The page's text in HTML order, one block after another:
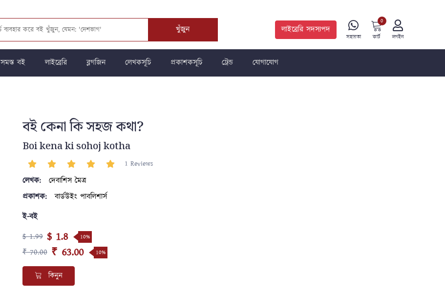
খুঁজুন লাইব্রেরি সদস্যপদ
সহায়তা কার্ট
0
লগইন
সমস্ত বই লাইব্রেরি ব্লগজিন লেখকসূচি প্রকাশকসূচি ট্রেন্ড যোগাযোগ
বই কেনা কি সহজ কথা?
Boi kena ki sohoj kotha
1 Reviews
লেখক:
দেবাশিস মৈত্র
প্রকাশক:
বার্ডউইং পাবলিশার্স
ই-বই
$ 1.99 $ 1.8 10%
₹ 70.00 ₹ 63.00 10%
কিনুন